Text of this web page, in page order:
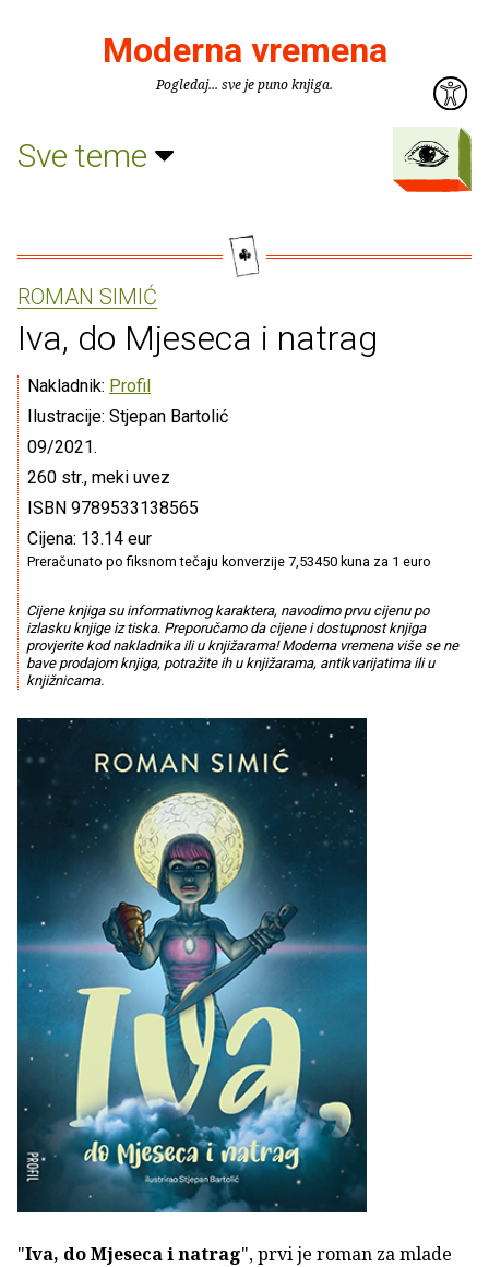
Moderna vremena
Pogledaj... sve je puno knjiga.
Sve teme
ROMAN SIMIĆ
Iva, do Mjeseca i natrag
Nakladnik: Profil
Ilustracije: Stjepan Bartolić
09/2021.
260 str., meki uvez
ISBN 9789533138565
Cijena: 13.14 eur
Preračunato po fiksnom tečaju konverzije 7,53450 kuna za 1 euro
Cijene knjiga su informativnog karaktera, navodimo prvu cijenu po
izlasku knjige iz tiska. Preporučamo da cijene i dostupnost knjiga
provjerite kod nakladnika ili u knjižarama! Moderna vremena više se ne
bave prodajom knjiga, potražite ih u knjižarama, antikvarijatima ili u
knjižnicama.
"Iva, do Mjeseca i natrag", prvi je roman za mlade